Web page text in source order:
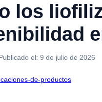
los
el: 9 de julio de 2026
de-productos